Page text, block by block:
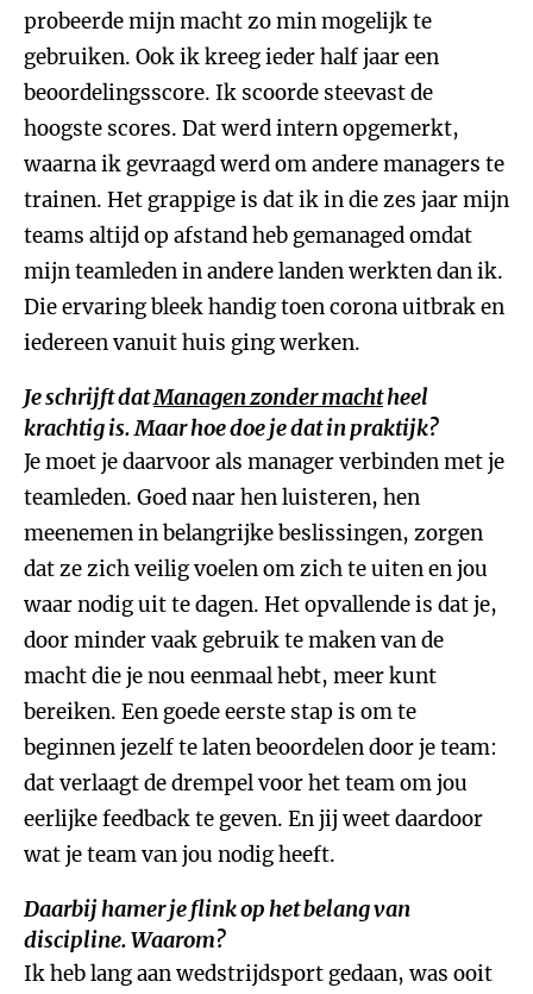
probeerde mijn macht zo min mogelijk te
gebruiken. Ook ik kreeg ieder half jaar een
beoordelingsscore. Ik scoorde steevast de
hoogste scores. Dat werd intern opgemerkt,
waarna ik gevraagd werd om andere managers te
trainen. Het grappige is dat ik in die zes jaar mijn
teams altijd op afstand heb gemanaged omdat
mijn teamleden in andere landen werkten dan ik.
Die ervaring bleek handig toen corona uitbrak en
iedereen vanuit huis ging werken.
Je schrijft datManagen zonder machtheel
krachtig is. Maar hoe doe je dat in praktijk?
Je moet je daarvoor als manager verbinden met je
teamleden. Goed naar hen luisteren, hen
meenemen in belangrijke beslissingen, zorgen
dat ze zich veilig voelen om zich te uiten en jou
waar nodig uit te dagen. Het opvallende is dat je,
door minder vaak gebruik te maken van de
macht die je nou eenmaal hebt, meer kunt
bereiken. Een goede eerste stap is om te
beginnen jezelf te laten beoordelen door je team:
dat verlaagt de drempel voor het team om jou
eerlijke feedback te geven. En jij weet daardoor
wat je team van jou nodig heeft.
Daarbij hamer je flink op het belang van
discipline. Waarom?
Ik heb lang aan wedstrijdsport gedaan, was ooit